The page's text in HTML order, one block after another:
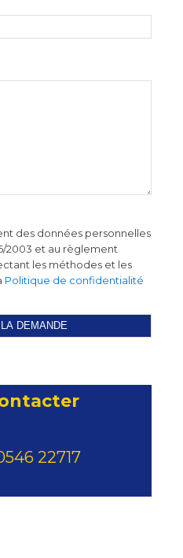
des données personnelles
2003 et au règlement
les méthodes et les
Politique de confidentialité
22717